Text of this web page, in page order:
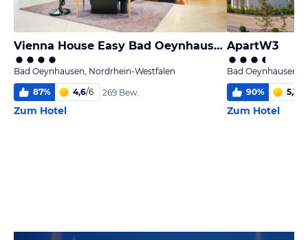
Vienna House Easy Bad Oeynhausen
Bad Oeynhausen, Nordrhein-Westfalen
87% 4,6/6 269 Bew.
Zum Hotel
ApartW3
Bad Oeynhausen,
90% 5,3
Zum Hotel